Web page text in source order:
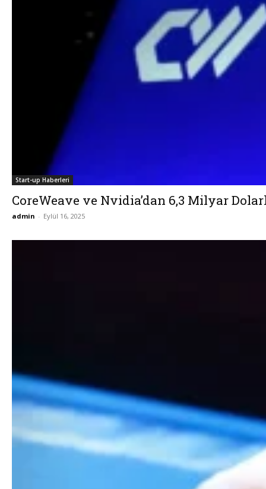
Start-up Haberleri
CoreWeave ve Nvidia’dan 6,3 Milyar
admin - Eylül 16, 2025